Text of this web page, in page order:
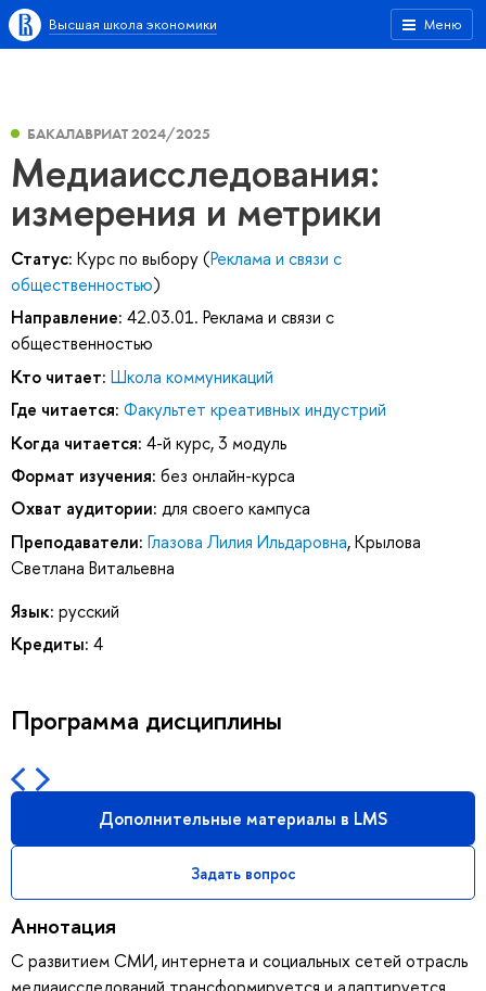
Меню
Высшая школа экономики
БАКАЛАВРИАТ 2024/2025
Медиаисследования:
измерения и метрики
Статус: Курс по выбору (Реклама и связи с
общественностью)
Направление: 42.03.01. Реклама и связи с
общественностью
Кто читает: Школа коммуникаций
Где читается: Факультет креативных индустрий
Когда читается: 4-й курс, 3 модуль
Формат изучения: без онлайн-курса
Охват аудитории: для своего кампуса
Преподаватели: Глазова Лилия Ильдаровна,Крылова
Светлана Витальевна
Язык: русский
Кредиты: 4
Программа дисциплины
Дополнительные материалы в LMS
Задать вопрос
Аннотация
С развитием СМИ, интернета и социальных сетей отрасль